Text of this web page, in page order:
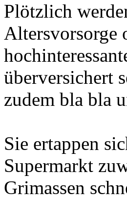
Plötzlich
Altersvorsorge
überversichert
zudem bla bla
Sie ertappen
Supermarkt
Grimassen